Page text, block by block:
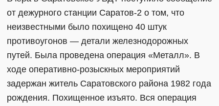
от дежурного станции Саратов-2 о том, что
неизвестными было похищено 40 штук
противоугонов — детали железнодорожных
путей. Была проведена операция «Металл». В
ходе оперативно-розыскных мероприятий
задержан житель Саратовского района 1982 года
рождения. Похищенное изъято. Вся операция